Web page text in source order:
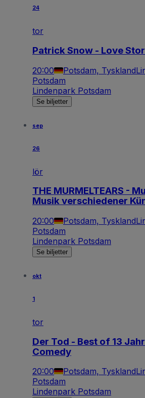
24
tor
Patrick Snow - Love
20:00 Potsdam, Tyskland
Potsdam
Lindenpark Potsdam
Se biljetter
sep
26
lör
THE MURMELTEARS -
Musik verschiedener
20:00 Potsdam, Tyskland
Potsdam
Lindenpark Potsdam
Se biljetter
okt
1
tor
Der Tod - Best of 13
Comedy
20:00 Potsdam, Tyskland
Potsdam
Lindenpark Potsdam